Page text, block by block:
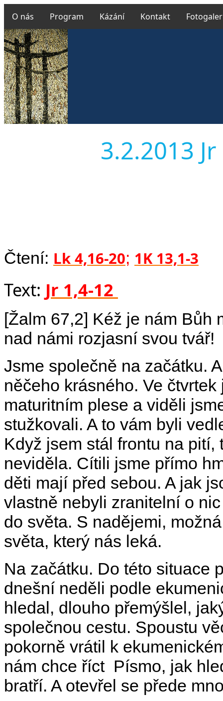
O nás Program Kázání Kontakt
v
3.2.2013
Čtení: Lk 4,16-20; 1K 13,1-3
Text: Jr 1,4-12
[Žalm 67,2] Kéž je nám Bůh
nad námi rozjasní svou tvář!
Jsme společně na začátku.
něčeho krásného. Ve
maturitním plese a viděli
stužkovali. A to vám byli
Když jsem stál frontu na
neviděla. Cítili jsme přímo
děti mají před sebou. A jak
vlastně nebyli zranitelní o
do světa. S nadějemi,
světa, který nás leká.
Na začátku. Do této situace
dnešní neděli podle
hledal, dlouho přemýšlel,
společnou cestu. Spoustu
pokorně vrátil k
nám chce říct Písmo, jak
bratří. A otevřel se přede